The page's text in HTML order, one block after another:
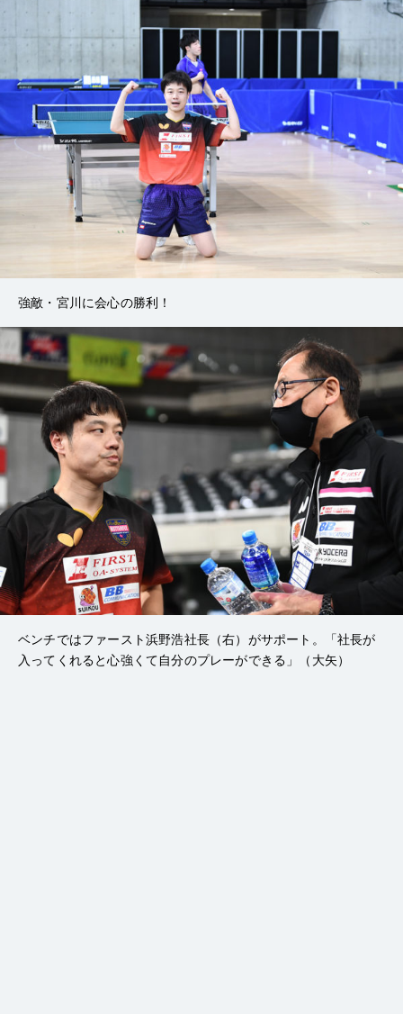
強敵・宮川に会心の勝利！
ベンチではファースト浜野浩社長（右）がサポート。「社長が
入ってくれると心強くて自分のプレーができる」（大矢）